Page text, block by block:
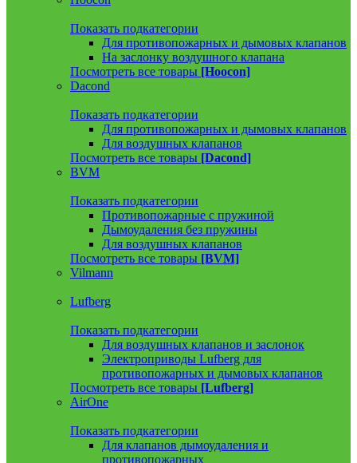
Показать подкатегории
Для противопожарных и дымовых клапанов
На заслонку воздушного клапана
Посмотреть все товары [Hoocon]
Dacond
Показать подкатегории
Для противопожарных и дымовых клапанов
Для воздушных клапанов
Посмотреть все товары [Dacond]
BVM
Показать подкатегории
Противопожарные с пружиной
Дымоудаления без пружины
Для воздушных клапанов
Посмотреть все товары [BVM]
Vilmann
Lufberg
Показать подкатегории
Для воздушных клапанов и заслонок
Электроприводы Lufberg для
противопожарных и дымовых клапанов
Посмотреть все товары [Lufberg]
AirOne
Показать подкатегории
Для клапанов дымоудаления и
противопожарных